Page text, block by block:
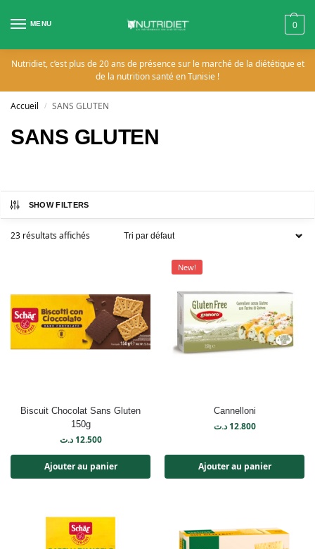
MENU 0
Nutridiet, c’est plus de 20 ans de présence sur le marché de la diététique et
de la nutrition santé en Tunisie !
Accueil / SANS GLUTEN
SANS GLUTEN
SHOW FILTERS
23 résultats affichés
Biscuit Chocolat Sans Gluten
150g
12.500 د.ت
Ajouter au panier
New!
Cannelloni
12.800 د.ت
Ajouter au panier